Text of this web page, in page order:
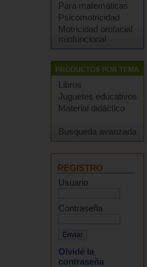
Para matemáticas
Psicomotricidad
Motricidad orofacial
miofuncional
Libros
Juguetes educativos
Material didáctico
Busqueda avanzada
REGISTRO
Usuario
Contraseña
Olvidé la
contraseña